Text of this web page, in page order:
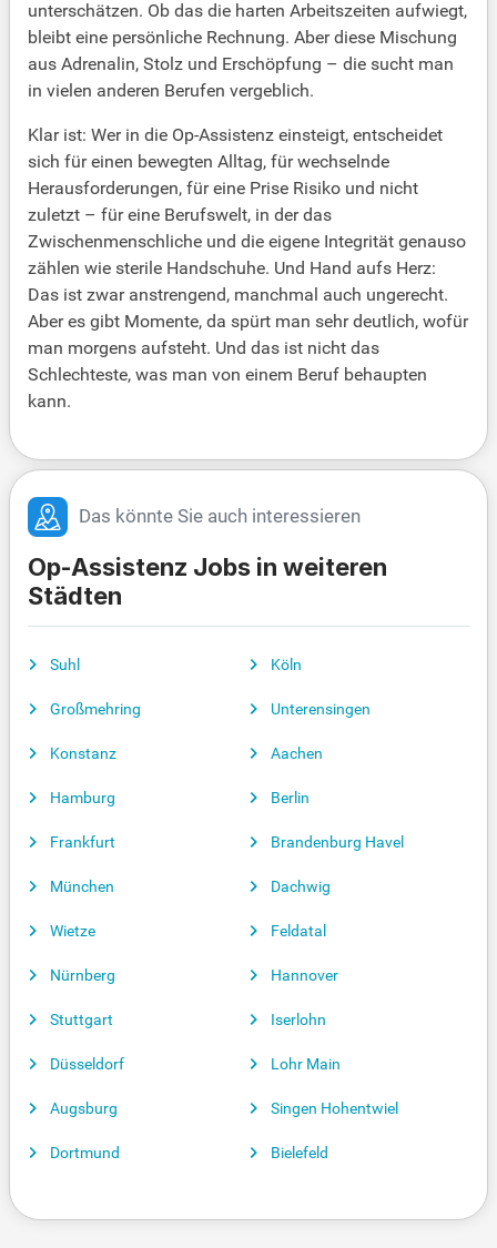
unterschätzen. Ob das die harten Arbeitszeiten aufwiegt,
bleibt eine persönliche Rechnung. Aber diese Mischung
aus Adrenalin, Stolz und Erschöpfung – die sucht man
in vielen anderen Berufen vergeblich.
Klar ist: Wer in die Op-Assistenz einsteigt, entscheidet
sich für einen bewegten Alltag, für wechselnde
Herausforderungen, für eine Prise Risiko und nicht
zuletzt – für eine Berufswelt, in der das
Zwischenmenschliche und die eigene Integrität genauso
zählen wie sterile Handschuhe. Und Hand aufs Herz:
Das ist zwar anstrengend, manchmal auch ungerecht.
Aber es gibt Momente, da spürt man sehr deutlich, wofür
man morgens aufsteht. Und das ist nicht das
Schlechteste, was man von einem Beruf behaupten
kann.
Das könnte Sie auch interessieren
Op-Assistenz Jobs in weiteren
Städten
Suhl
Großmehring
Konstanz
Hamburg
Frankfurt
München
Wietze
Nürnberg
Stuttgart
Düsseldorf
Augsburg
Dortmund
Köln
Unterensingen
Aachen
Berlin
Brandenburg Havel
Dachwig
Feldatal
Hannover
Iserlohn
Lohr Main
Singen Hohentwiel
Bielefeld